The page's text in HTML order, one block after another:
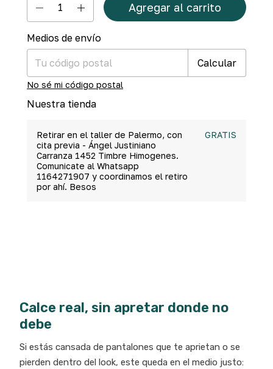
Entregas para el CP:
Medios de envío
Calcular
No sé mi código postal
Nuestra tienda
Retirar en el taller de Palermo, con
cita previa - Ángel Justiniano
Carranza 1452 Timbre Himogenes.
Comunicate al Whatsapp
1164271907 y coordinamos el retiro
por ahí. Besos
GRATIS
Calce real, sin apretar donde no
debe
Si estás cansada de pantalones que te aprietan o se
pierden dentro del look, este queda en el medio justo: